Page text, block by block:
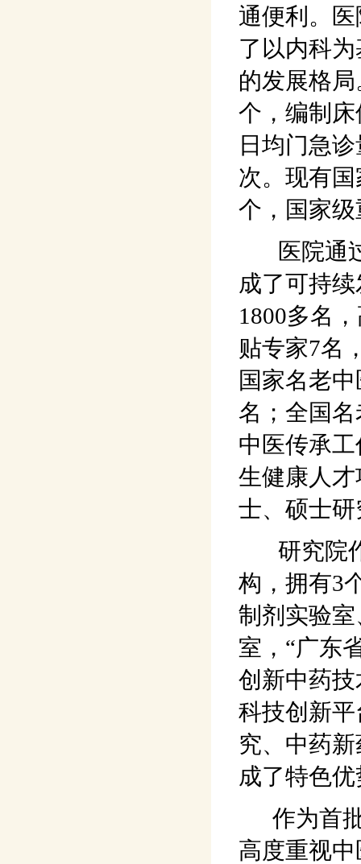
通便利。
了以内科
的发展格
个，编制
日均门急
次。现有
个，国家
医院通过
成了可持
1800多名
贴专家7名
国家名老
名；全国
中医传承
生健康人
士、硕士
研究院作
构，拥有3
制剂实验
室，“广东
创新中药技
科技创新
究、中药
成了特色
作为首批
高度重视